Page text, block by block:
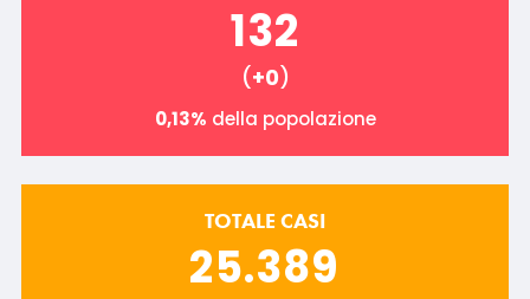
132
(+0)
0,13% della popolazione
TOTALE CASI
25.389